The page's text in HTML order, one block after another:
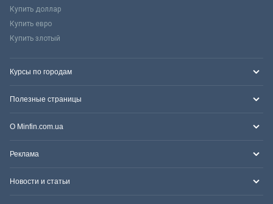
Купить доллар
Купить евро
Купить злотый
Курсы по городам
Полезные страницы
О Minfin.com.ua
Реклама
Новости и статьи